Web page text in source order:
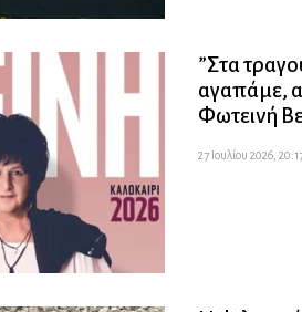
”Στα
αγαπάμε,
Φωτεινή
27 Ιουλίου 2026,